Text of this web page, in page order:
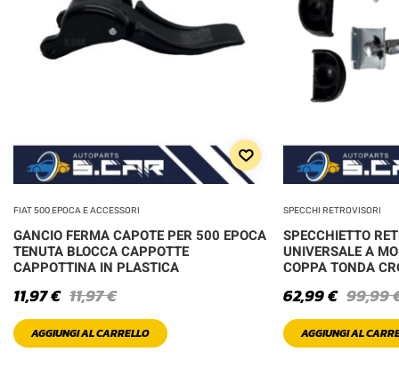
FIAT 500 EPOCA E ACCESSORI
GANCIO FERMA CAPOTE PER 500 EPOCA
TENUTA BLOCCA CAPPOTTE
CAPPOTTINA IN PLASTICA
11,97€
11,97€
AGGIUNGI AL CARRELLO
SPECCHI RETROVISORI
SPECCHIETTO
UNIVERSALE A
COPPA TONDA
99,99
62,99€
AGGIUNGI AL